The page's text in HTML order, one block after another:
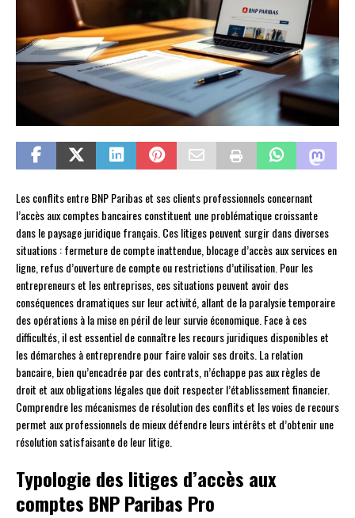
Les conflits entre BNP Paribas et ses clients professionnels concernant
l’accès aux comptes bancaires constituent une problématique croissante
dans le paysage juridique français. Ces litiges peuvent surgir dans diverses
situations : fermeture de compte inattendue, blocage d’accès aux services en
ligne, refus d’ouverture de compte ou restrictions d’utilisation. Pour les
entrepreneurs et les entreprises, ces situations peuvent avoir des
conséquences dramatiques sur leur activité, allant de la paralysie temporaire
des opérations à la mise en péril de leur survie économique. Face à ces
difficultés, il est essentiel de connaître les recours juridiques disponibles et
les démarches à entreprendre pour faire valoir ses droits. La relation
bancaire, bien qu’encadrée par des contrats, n’échappe pas aux règles de
droit et aux obligations légales que doit respecter l’établissement financier.
Comprendre les mécanismes de résolution des conflits et les voies de recours
permet aux professionnels de mieux défendre leurs intérêts et d’obtenir une
résolution satisfaisante de leur litige.
Typologie des litiges d’accès aux
comptes BNP Paribas Pro